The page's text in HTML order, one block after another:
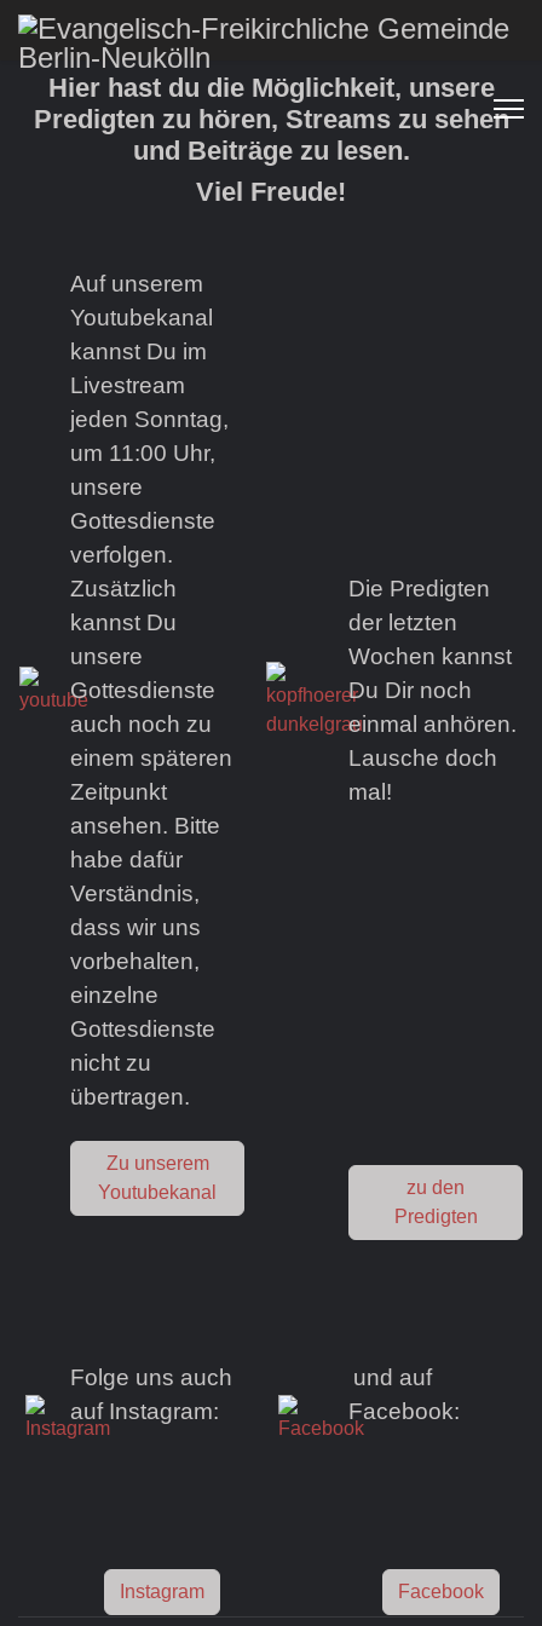
Hier hast du die Möglichkeit, unsere
Predigten zu hören, Streams zu sehen
und Beiträge zu lesen.
Viel Freude!
Auf unserem
Youtubekanal
kannst Du im
Livestream
jeden Sonntag,
um 11:00 Uhr,
unsere
Gottesdienste
verfolgen.
Zusätzlich
kannst Du
unsere
Gottesdienste
auch noch zu
einem späteren
Zeitpunkt
ansehen. Bitte
habe dafür
Verständnis,
dass wir uns
vorbehalten,
einzelne
Gottesdienste
nicht zu
übertragen.
Die Predigten
der letzten
Wochen kannst
Du Dir noch
einmal anhören.
Lausche doch
mal!
Zu unserem
Youtubekanal
zu den
Predigten
Folge uns auch
auf Instagram:
und auf
Facebook:
Instagram Facebook